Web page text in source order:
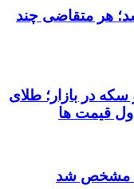
هر متقاضی چند
در بازار؛ طلای
مشخص شد